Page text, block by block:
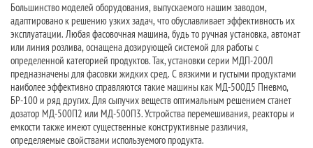
Большинство моделей оборудования, выпускаемого нашим заводом,
адаптировано к решению узких задач, что обуславливает эффективность их
эксплуатации. Любая фасовочная машина, будь то ручная установка, автомат
или линия розлива, оснащена дозирующей системой для работы с
определенной категорией продуктов. Так, установки серии МДП-200Л
предназначены для фасовки жидких сред. С вязкими и густыми продуктами
наиболее эффективно справляются такие машины как МД-500Д5 Пневмо,
БР-100 и ряд других. Для сыпучих веществ оптимальным решением станет
дозатор МД-500П2 или МД-500П3. Устройства перемешивания, реакторы и
емкости также имеют существенные конструктивные различия,
определяемые свойствами используемого продукта.